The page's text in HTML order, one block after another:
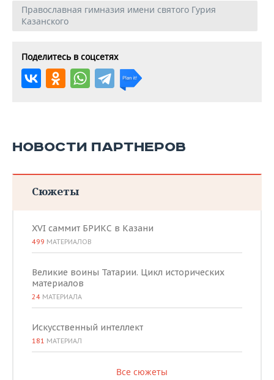
Православная гимназия имени святого Гурия
Казанского
Поделитесь в соцсетях
НОВОСТИ ПАРТНЕРОВ
Сюжеты
XVI саммит БРИКС в Казани
499 МАТЕРИАЛОВ
Великие воины Татарии. Цикл исторических
материалов
24 МАТЕРИАЛА
Искусственный интеллект
181 МАТЕРИАЛ
Все сюжеты